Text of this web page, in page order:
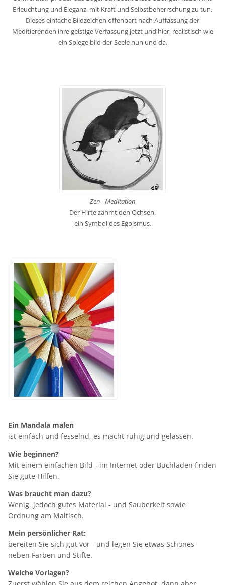
Erleuchtung und Eleganz, mit Kraft und Selbstbeherrschung zu tun.
Dieses einfache Bildzeichen offenbart nach Auffassung der
Meditierenden ihre geistige Verfassung jetzt und hier, realistisch wie
ein Spiegelbild der Seele nun und da.
Zen - Meditation
Der Hirte zähmt den Ochsen,
ein Symbol des Egoismus.
Ein Mandala malen
ist einfach und fesselnd, es macht ruhig und gelassen.
Wie beginnen?
Mit einem einfachen Bild - im Internet oder Buchladen finden
Sie gute Hilfen.
Was braucht man dazu?
Wenig, jedoch gutes Material - und Sauberkeit sowie
Ordnung am Maltisch.
Mein persönlicher Rat:
bereiten Sie sich gut vor - und legen Sie etwas Schönes
neben Farben und Stifte.
Welche Vorlagen?